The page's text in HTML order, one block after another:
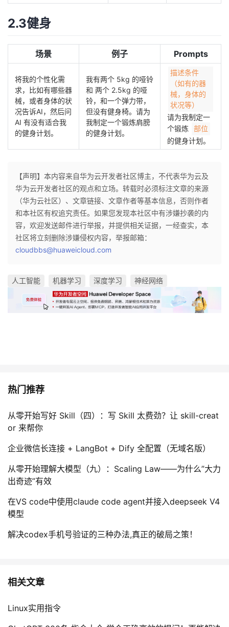
2.3健身
场景 例子 Prompts
将我的个性化需
求，比如有哪些器
械，或者身体的状
况告诉AI，然后问
AI 有没有适合我
的健身计划。
我有两个 5kg 的哑铃
和 两个 2.5kg 的哑
铃，和一个弹力带，
但没有健身椅。请为
我制定一个锻炼肩膀
的健身计划。
描述条件
（如有的器
械，身体的
状况等）
请为我制定一
个锻炼
部位
的健身计划。
【声明】本内容来自华为云开发者社区博主，不代表华为云及
华为云开发者社区的观点和立场。转载时必须标注文章的来源
（华为云社区）、文章链接、文章作者等基本信息，否则作者
和本社区有权追究责任。如果您发现本社区中有涉嫌抄袭的内
容，欢迎发送邮件进行举报，并提供相关证据，一经查实，本
社区将立刻删除涉嫌侵权内容，举报邮箱：
cloudbbs@huaweicloud.com
人工智能 机器学习 深度学习 神经网络
热门推荐
从零开始写好 Skill（四）：写 Skill 太费劲？让 skill-creat
or 来帮你
企业微信长连接 + LangBot + Dify 全配置（无域名版）
从零开始理解大模型（九）：Scaling Law——为什么”大力
出奇迹”有效
在VS code中使用claude code agent并接入deepseek V4
模型
解决codex手机号验证的三种办法,真正的破局之策！
相关文章
Linux实用指令